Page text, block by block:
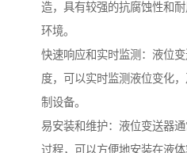
造，具有较强的抗腐蚀性和
环境。
快速响应和实时监测：液位
度，可以实时监测液位变化
制设备。
易安装和维护：液位变送器
过程，可以方便地安装在液